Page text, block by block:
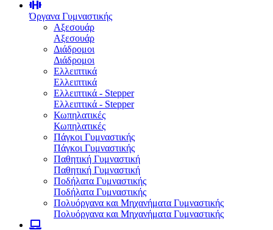
Όργανα Γυμναστικής
Αξεσουάρ
Αξεσουάρ
Διάδρομοι
Διάδρομοι
Ελλειπτικά
Ελλειπτικά
Ελλειπτικά - Stepper
Ελλειπτικά - Stepper
Κωπηλατικές
Κωπηλατικές
Πάγκοι Γυμναστικής
Πάγκοι Γυμναστικής
Παθητική Γυμναστική
Παθητική Γυμναστική
Ποδήλατα Γυμναστικής
Ποδήλατα Γυμναστικής
Πολυόργανα και Μηχανήματα Γυμναστικής
Πολυόργανα και Μηχανήματα Γυμναστικής